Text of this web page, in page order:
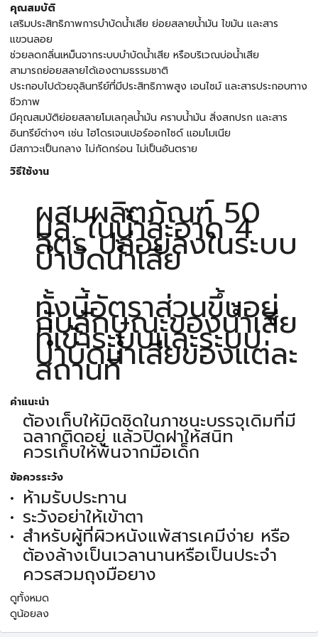
คุณสมบัติ
เสริมประสิทธิภาพการบำบัดน้ำเสีย ย่อยสลายน้ำมัน ไขมัน และสาร
แขวนลอย
ช่วยลดกลิ่นเหม็นจากระบบบำบัดน้ำเสีย หรือบริเวณบ่อน้ำเสีย
สามารถย่อยสลายได้เองตามธรรมชาติ
ประกอบไปด้วยจุลินทรีย์ที่มีประสิทธิภาพสูง เอนไซม์ และสารประกอบทาง
ชีวภาพ
มีคุณสมบัติย่อยสลายโมเลกุลน้ำมัน คราบน้ำมัน สิ่งสกปรก และสาร
อินทรีย์ต่างๆ เช่น ไฮโดรเจนเปอร์ออกไซด์ แอมโมเนีย
มีสภาวะเป็นกลาง ไม่กัดกร่อน ไม่เป็นอันตราย
วิธีใช้งาน
ผสมผลิตภัณฑ์ 50
มล. ในน้ำสะอาด 4
ลิตร ปล่อยลงในระบบ
บำบัดน้ำเสีย
ทั้งนี้อัตราส่วนขึ้นอยู่
กับลักษณะของน้ำเสีย
ที่เข้าระบบและระบบ
บำบัดน้ำเสียของแต่ละ
สถานที่
คำแนะนำ
ต้องเก็บให้มิดชิดในภาชนะบรรจุเดิมที่มี
ฉลากติดอยู่ แล้วปิดฝาให้สนิท
ควรเก็บให้พ้นจากมือเด็ก
ข้อควรระวัง
ห้ามรับประทาน
ระวังอย่าให้เข้าตา
สำหรับผู้ที่ผิวหนังแพ้สารเคมีง่าย หรือ
ต้องล้างเป็นเวลานานหรือเป็นประจำ
ควรสวมถุงมือยาง
ดูทั้งหมด
ดูน้อยลง